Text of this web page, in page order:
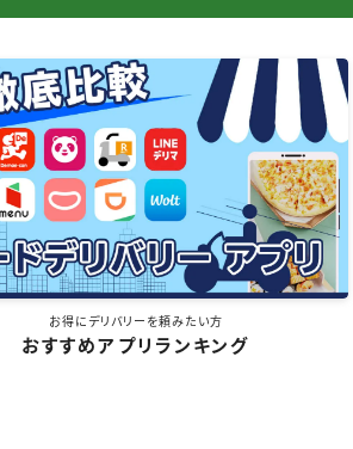
menu配達員ガイド
ロケットナウ配達員ガイド
配達員272人アンケート調
収入シミュレーター
配達員の体験談・口コミ
お得にデリバリーを頼みたい方
おすすめアプリランキング